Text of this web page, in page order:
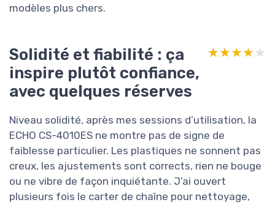
modèles plus chers.
Solidité et fiabilité : ça
inspire plutôt confiance,
avec quelques réserves
★★★★★
★★★★★
Niveau solidité, après mes sessions d’utilisation, la
ECHO CS-4010ES ne montre pas de signe de
faiblesse particulier. Les plastiques ne sonnent pas
creux, les ajustements sont corrects, rien ne bouge
ou ne vibre de façon inquiétante. J’ai ouvert
plusieurs fois le carter de chaîne pour nettoyage,